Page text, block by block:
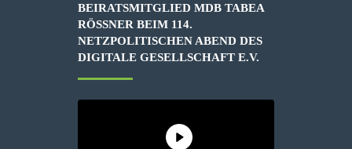
BEIRATSMITGLIED MDB TABEA
RÖSSNER BEIM 114. N
ETZPOLITISCHEN ABEND DES D
IGITALE GESELLSCHAFT E.V.